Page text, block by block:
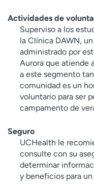
Actividades de
Superviso a los
la Clínica DAWN,
administrado por
Aurora que atiende
a este segmento
comunidad es un
voluntario para ser
campamento de
Seguro
UCHealth le
consulte con su
determinar
y beneficios para